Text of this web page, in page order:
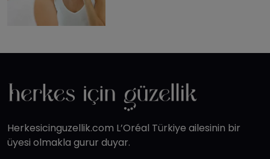
Herkesicinguzellik.com L’Oréal Türkiye ailesinin bir
üyesi olmakla gurur duyar.